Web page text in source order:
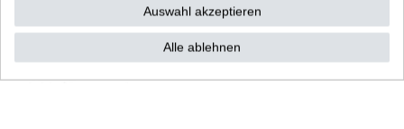
18,95 € *
1 Stück | 18,95 € / Stück
inkl. ges. MwSt.zzgl.
Auswahl akzeptieren
Alle ablehnen